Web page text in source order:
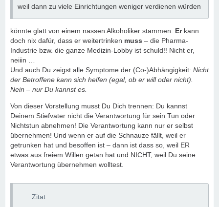
weil dann zu viele Einrichtungen weniger verdienen würden
könnte glatt von einem nassen Alkoholiker stammen: Erkann
doch nix dafür, dass er weitertrinken muss – die Pharma-
Industrie bzw. die ganze Medizin-Lobby ist schuld!! Nicht er,
neiiin …
Und auch Du zeigst alle Symptome der (Co-)Abhängigkeit: Nicht
der Betroffene kann sich helfen (egal, ob er will oder nicht).
Nein – nur Du kannst es.
Von dieser Vorstellung musst Du Dich trennen: Du kannst
Deinem Stiefvater nicht die Verantwortung für sein Tun oder
Nichtstun abnehmen! Die Verantwortung kann nur er selbst
übernehmen! Und wenn er auf die Schnauze fällt, weil er
getrunken hat und besoffen ist – dann ist dass so, weil ER
etwas aus freiem Willen getan hat und NICHT, weil Du seine
Verantwortung übernehmen wolltest.
Zitat